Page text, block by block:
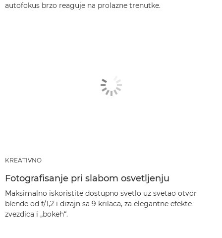
autofokus brzo reaguje na prolazne trenutke.
KREATIVNO
Fotografisanje pri slabom osvetljenju
Maksimalno iskoristite dostupno svetlo uz svetao otvor
blende od f/1,2 i dizajn sa 9 krilaca, za elegantne efekte
zvezdica i „bokeh“.